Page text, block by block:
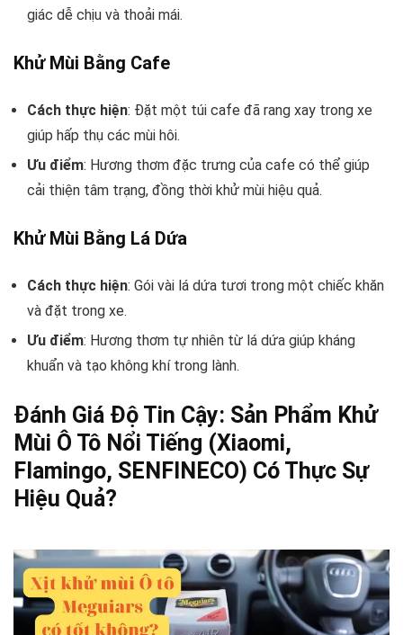
giác dễ chịu và thoải mái.
Khử Mùi Bằng Cafe
Cách thực hiện: Đặt một túi cafe đã rang xay trong xe
giúp hấp thụ các mùi hôi.
Ưu điểm: Hương thơm đặc trưng của cafe có thể giúp
cải thiện tâm trạng, đồng thời khử mùi hiệu quả.
Khử Mùi Bằng Lá Dứa
Cách thực hiện: Gói vài lá dứa tươi trong một chiếc khăn
và đặt trong xe.
Ưu điểm: Hương thơm tự nhiên từ lá dứa giúp kháng
khuẩn và tạo không khí trong lành.
Đánh Giá Độ Tin Cậy: Sản Phẩm Khử
Mùi Ô Tô Nổi Tiếng (Xiaomi,
Flamingo, SENFINECO) Có Thực Sự
Hiệu Quả?